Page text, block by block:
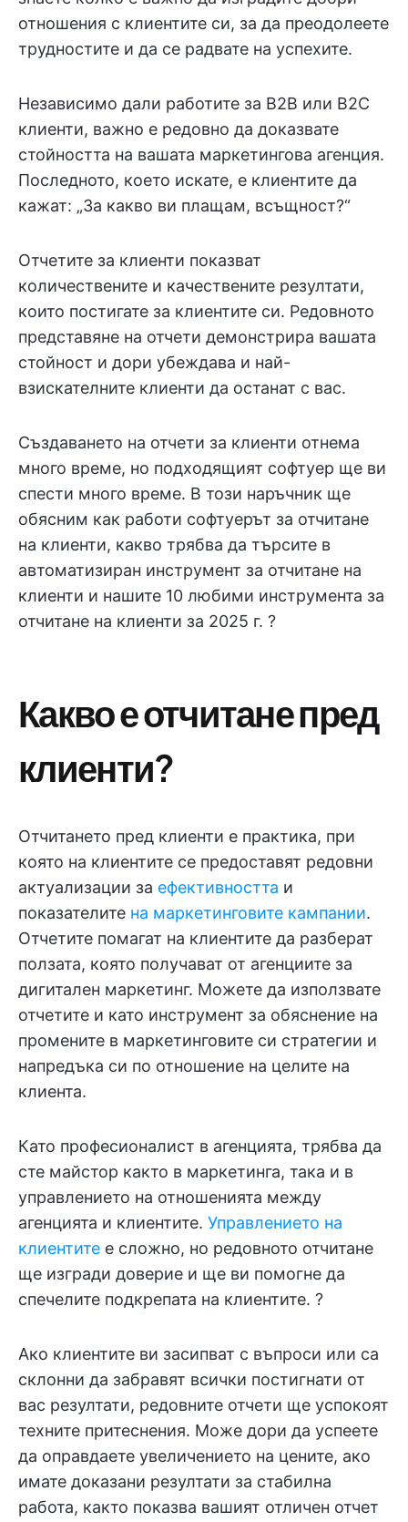
отношения с клиентите си, за да преодолеете
трудностите и да се радвате на успехите.
Независимо дали работите за B2B или B2C
клиенти, важно е редовно да доказвате
стойността на вашата маркетингова агенция.
Последното, което искате, е клиентите да
кажат: „За какво ви плащам, всъщност?“
Отчетите за клиенти показват
количествените и качествените резултати,
които постигате за клиентите си. Редовното
представяне на отчети демонстрира вашата
стойност и дори убеждава и най-
взискателните клиенти да останат с вас.
Създаването на отчети за клиенти отнема
много време, но подходящият софтуер ще ви
спести много време. В този наръчник ще
обясним как работи софтуерът за отчитане
на клиенти, какво трябва да търсите в
автоматизиран инструмент за отчитане на
клиенти и нашите 10 любими инструмента за
отчитане на клиенти за 2025 г. ?
Какво е отчитане пред
клиенти?
Отчитането пред клиенти е практика, при
която на клиентите се предоставят редовни
актуализации за ефективността и
показателите на маркетинговите кампании.
Отчетите помагат на клиентите да разберат
ползата, която получават от агенциите за
дигитален маркетинг. Можете да използвате
отчетите и като инструмент за обяснение на
промените в маркетинговите си стратегии и
напредъка си по отношение на целите на
клиента.
Като професионалист в агенцията, трябва да
сте майстор както в маркетинга, така и в
управлението на отношенията между
агенцията и клиентите. Управлението на
клиентите е сложно, но редовното отчитане
ще изгради доверие и ще ви помогне да
спечелите подкрепата на клиентите. ?
Ако клиентите ви засипват с въпроси или са
склонни да забравят всички постигнати от
вас резултати, редовните отчети ще успокоят
техните притеснения. Може дори да успеете
да оправдаете увеличението на цените, ако
имате доказани резултати за стабилна
работа, както показва вашият отличен отчет